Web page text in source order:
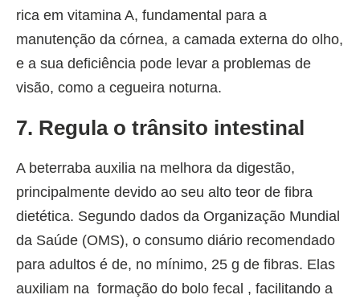
rica em vitamina A, fundamental para a
manutenção da córnea, a camada externa do olho,
e a sua deficiência pode levar a problemas de
visão, como a cegueira noturna.
7. Regula o trânsito intestinal
A beterraba auxilia na melhora da digestão,
principalmente devido ao seu alto teor de fibra
dietética. Segundo dados da Organização Mundial
da Saúde (OMS), o consumo diário recomendado
para adultos é de, no mínimo, 25 g de fibras. Elas
auxiliam na formação do bolo fecal , facilitando a